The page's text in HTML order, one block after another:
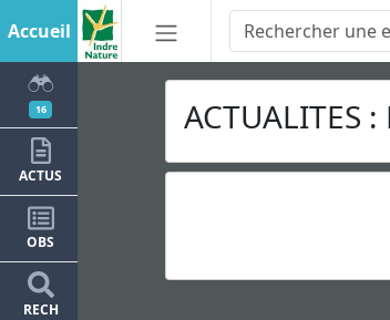
Accueil
16
ACTUS
OBS
RECH
ACTUALITES